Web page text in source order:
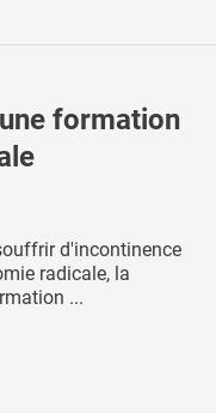
formation
d'incontinence
radicale, la
...